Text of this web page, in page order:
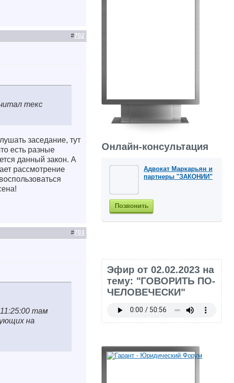
#702
текс
заседание, тут
есть разные
данный закон. А
рассмотрение
#703
там
на
Онлайн-консультация
Адвокат Маркарьян и
партнеры "ЗАКОНИИ"
Позвонить
Эфир от 02.02.2023 на
тему: "ГОВОРИТЬ ПО-
ЧЕЛОВЕЧЕСКИ"